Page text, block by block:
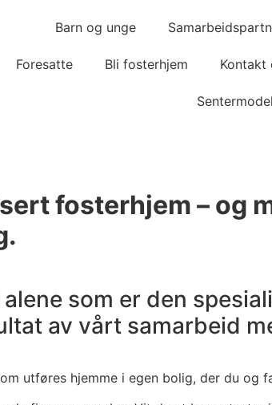
Barn og unge
Foresatte Bli fosterhjem Kontakt
fosterhjem – og
som er den
av vårt samarbeid
utføres hjemme i egen bolig, der du og